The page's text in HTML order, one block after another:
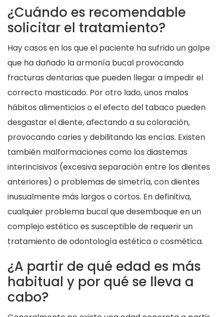
¿Cuándo es recomendable
solicitar el tratamiento?
Hay casos en los que el paciente ha sufrido un golpe
que ha dañado la armonía bucal provocando
fracturas dentarias que pueden llegar a impedir el
correcto masticado. Por otro lado, unos malos
hábitos alimenticios o el efecto del tabaco pueden
desgastar el diente, afectando a su coloración,
provocando caries y debilitando las encías. Existen
también malformaciones como los diastemas
interincisivos (excesiva separación entre los dientes
anteriores) o problemas de simetría, con dientes
inusualmente más largos o cortos. En definitiva,
cualquier problema bucal que desemboque en un
complejo estético es susceptible de requerir un
tratamiento de odontología estética o cosmética.
¿A partir de qué edad es más
habitual y por qué se lleva a
cabo?